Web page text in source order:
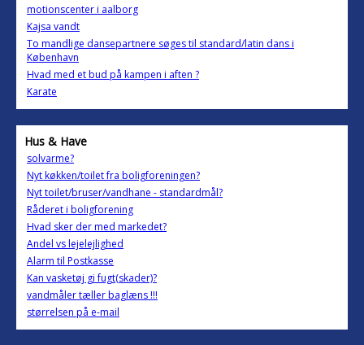
motionscenter i aalborg
Kajsa vandt
To mandlige dansepartnere søges til standard/latin dans i
København
Hvad med et bud på kampen i aften ?
Karate
Hus & Have
solvarme?
Nyt køkken/toilet fra boligforeningen?
Nyt toilet/bruser/vandhane - standardmål?
Råderet i boligforening
Hvad sker der med markedet?
Andel vs lejelejlighed
Alarm til Postkasse
Kan vasketøj gi fugt(skader)?
vandmåler tæller baglæns !!!
størrelsen på e-mail